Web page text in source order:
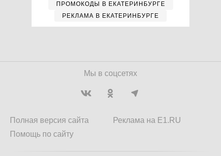
ПРОМОКОДЫ В ЕКАТЕРИНБУРГЕ
РЕКЛАМА В ЕКАТЕРИНБУРГЕ
Мы в соцсетях
Полная версия сайта
Помощь по сайту
Реклама на E1.RU